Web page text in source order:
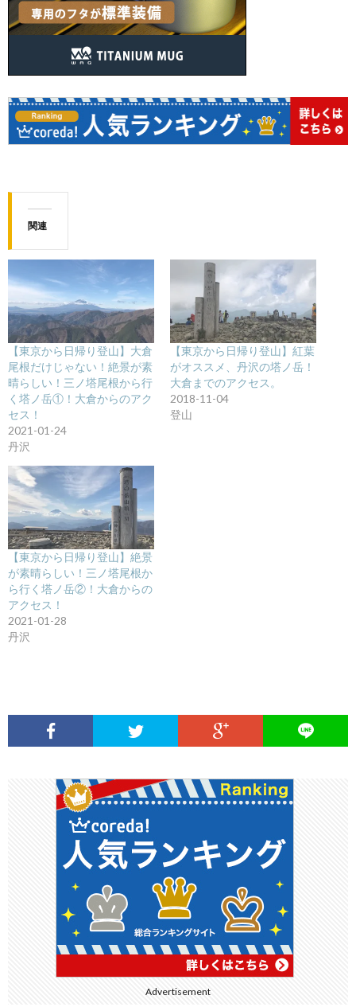
関連
【東京から日帰り登山】大倉
尾根だけじゃない！絶景が素
晴らしい！三ノ塔尾根から行
く塔ノ岳①！大倉からのアク
セス！
2021-01-24
丹沢
【東京から日帰り登山】紅葉
がオススメ、丹沢の塔ノ岳！
大倉までのアクセス。
2018-11-04
登山
【東京から日帰り登山】絶景
が素晴らしい！三ノ塔尾根か
ら行く塔ノ岳②！大倉からの
アクセス！
2021-01-28
丹沢
Advertisement